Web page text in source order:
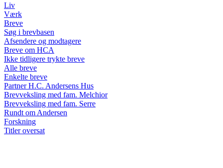
Liv
Værk
Breve
Søg i brevbasen
Afsendere og modtagere
Breve om HCA
Ikke tidligere trykte breve
Alle breve
Enkelte breve
Partner H.C. Andersens Hus
Brevveksling med fam. Melchior
Brevveksling med fam. Serre
Rundt om Andersen
Forskning
Titler oversat